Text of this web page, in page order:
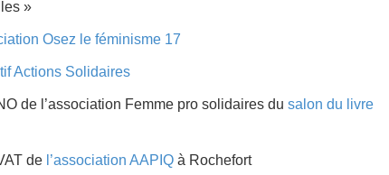
»
Osez le féminisme 17
Actions Solidaires
de l’association Femme pro solidaires du salon du livre
de l’association AAPIQ à Rochefort